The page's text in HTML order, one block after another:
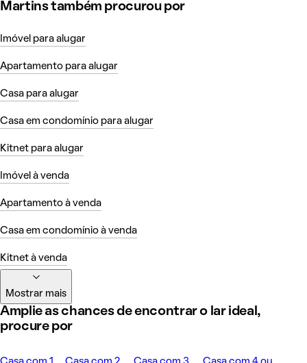
Martins também procurou por
Imóvel para alugar
Apartamento para alugar
Casa para alugar
Casa em condomínio para alugar
Kitnet para alugar
Imóvel à venda
Apartamento à venda
Casa em condomínio à venda
Kitnet à venda
Mostrar mais
Amplie as chances de encontrar o lar ideal,
procure por